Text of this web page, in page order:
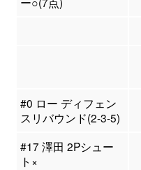
#0 ロー ディフェン
スリバウンド(2-3-5)
#17 澤田 2Pシュー
ト×